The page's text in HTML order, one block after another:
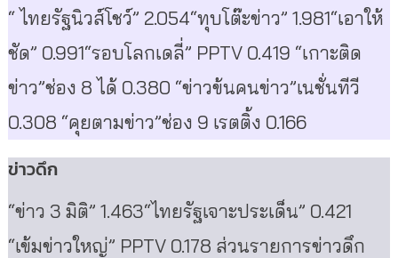
“ ไทยรัฐนิวส์โชว์” 2.054“ทุบโต๊ะข่าว” 1.981“เอาให้
ชัด” 0.991“รอบโลกเดลี่” PPTV 0.419 “เกาะติด
ข่าว”ช่อง 8 ได้ 0.380 “ข่าวข้นคนข่าว”เนชั่นทีวี
0.308 “คุยตามข่าว”ช่อง 9 เรตติ้ง 0.166
ข่าวดึก
“ข่าว 3 มิติ” 1.463“ไทยรัฐเจาะประเด็น” 0.421
“เข้มข่าวใหญ่” PPTV 0.178 ส่วนรายการข่าวดึก